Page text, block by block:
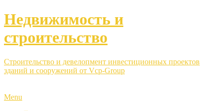
Недвижимость и
строительство
Строительство и девелопмент инвестиционных проектов
зданий и сооружений от Vcp-Group
Menu